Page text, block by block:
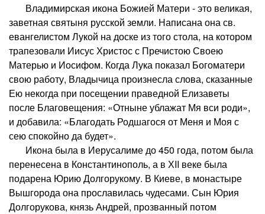
Владимирская икона Божией Матери - это великая,
заветная святыня русской земли. Написана она св.
евангелистом Лукой на доске из того стола, на котором
трапезовали Иисус Христос с Пречистою Своею
Матерью и Иосифом. Когда Лука показал Богоматери
свою работу, Владычица произнесла слова, сказанные
Ею некогда при посещении праведной Елизаветы
после Благовещения: «Отныне ублажат Мя вси роди»,
и добавила: «Благодать Родшагося от Меня и Моя с
сею спокойно да будет».
Икона была в Иерусалиме до 450 года, потом была
перенесена в Константинополь, а в ХII веке была
подарена Юрию Долгорукому. В Киеве, в монастыре
Вышгорода она прославилась чудесами. Сын Юрия
Долгорукова, князь Андрей, прозванный потом